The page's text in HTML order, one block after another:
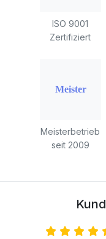
ISO 9001
Zertifiziert
Meisterbetrieb
seit 2009